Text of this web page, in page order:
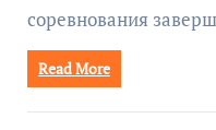
соревнования
Read More